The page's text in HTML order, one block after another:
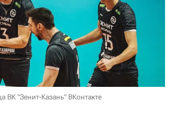
ВК "Зенит-Казань" ВКонтакте